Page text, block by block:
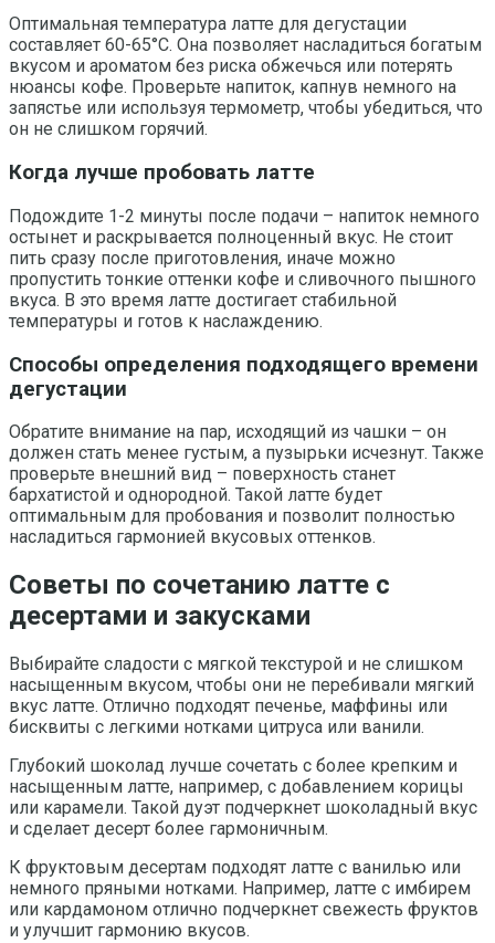
Оптимальная температура латте для дегустации
составляет 60-65°C. Она позволяет насладиться богатым
вкусом и ароматом без риска обжечься или потерять
нюансы кофе. Проверьте напиток, капнув немного на
запястье или используя термометр, чтобы убедиться, что
он не слишком горячий.
Когда лучше пробовать латте
Подождите 1-2 минуты после подачи – напиток немного
остынет и раскрывается полноценный вкус. Не стоит
пить сразу после приготовления, иначе можно
пропустить тонкие оттенки кофе и сливочного пышного
вкуса. В это время латте достигает стабильной
температуры и готов к наслаждению.
Способы определения подходящего времени
дегустации
Обратите внимание на пар, исходящий из чашки – он
должен стать менее густым, а пузырьки исчезнут. Также
проверьте внешний вид – поверхность станет
бархатистой и однородной. Такой латте будет
оптимальным для пробования и позволит полностью
насладиться гармонией вкусовых оттенков.
Советы по сочетанию латте с
десертами и закусками
Выбирайте сладости с мягкой текстурой и не слишком
насыщенным вкусом, чтобы они не перебивали мягкий
вкус латте. Отлично подходят печенье, маффины или
бисквиты с легкими нотками цитруса или ванили.
Глубокий шоколад лучше сочетать с более крепким и
насыщенным латте, например, с добавлением корицы
или карамели. Такой дуэт подчеркнет шоколадный вкус
и сделает десерт более гармоничным.
К фруктовым десертам подходят латте с ванилью или
немного пряными нотками. Например, латте с имбирем
или кардамоном отлично подчеркнет свежесть фруктов
и улучшит гармонию вкусов.